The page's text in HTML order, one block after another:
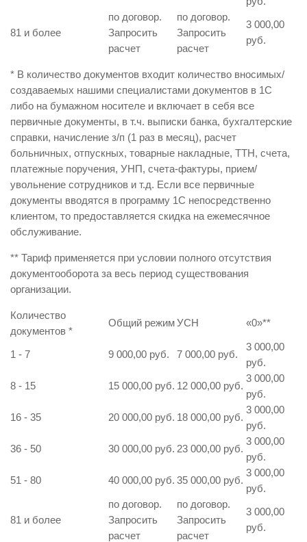
81 и более
по договор.
Запросить
расчет
по договор.
Запросить
расчет
3 000,00
руб.
* В количество документов входит количество вносимых/
создаваемых нашими специалистами документов в 1С
либо на бумажном носителе и включает в себя все
первичные документы, в т.ч. выписки банка, бухгалтерские
справки, начисление з/п (1 раз в месяц), расчет
больничных, отпускных, товарные накладные, ТТН, счета,
платежные поручения, УНП, счета-фактуры, прием/
увольнение сотрудников и т.д. Если все первичные
документы вводятся в программу 1С непосредственно
клиентом, то предоставляется скидка на ежемесячное
обслуживание.
** Тариф применяется при условии полного отсутствия
документооборота за весь период существования
организации.
Количество
документов *
Общий режимУСН «0»**
1 - 7 9 000,00 руб. 7 000,00 руб.
3 000,00
руб.
8 - 15
15 000,00 руб. 12 000,00 руб.
3 000,00
руб.
16 - 35
20 000,00 руб. 18 000,00 руб.
3 000,00
руб.
36 - 50
30 000,00 руб. 23 000,00 руб.
3 000,00
руб.
51 - 80
40 000,00 руб. 35 000,00 руб.
3 000,00
руб.
81 и более
по договор.
Запросить
расчет
по договор.
Запросить
расчет
3 000,00
руб.